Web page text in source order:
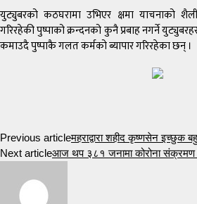
युट्युबरको कठघरामा उभिएर क्षमा याचनाको
गरिरहेकी पुष्पाको क्रन्दनको कुनै प्रबाह नगर्ने
कमाउदै पुष्पाकै गलत कर्मको ब्यापार गरिरहेका छन् ।
Previous articleमहराद्वारा शहीद कृष्णसेन इच्छुक
Next articleआज थप ३८१ जनामा कोरोना संक्रमण